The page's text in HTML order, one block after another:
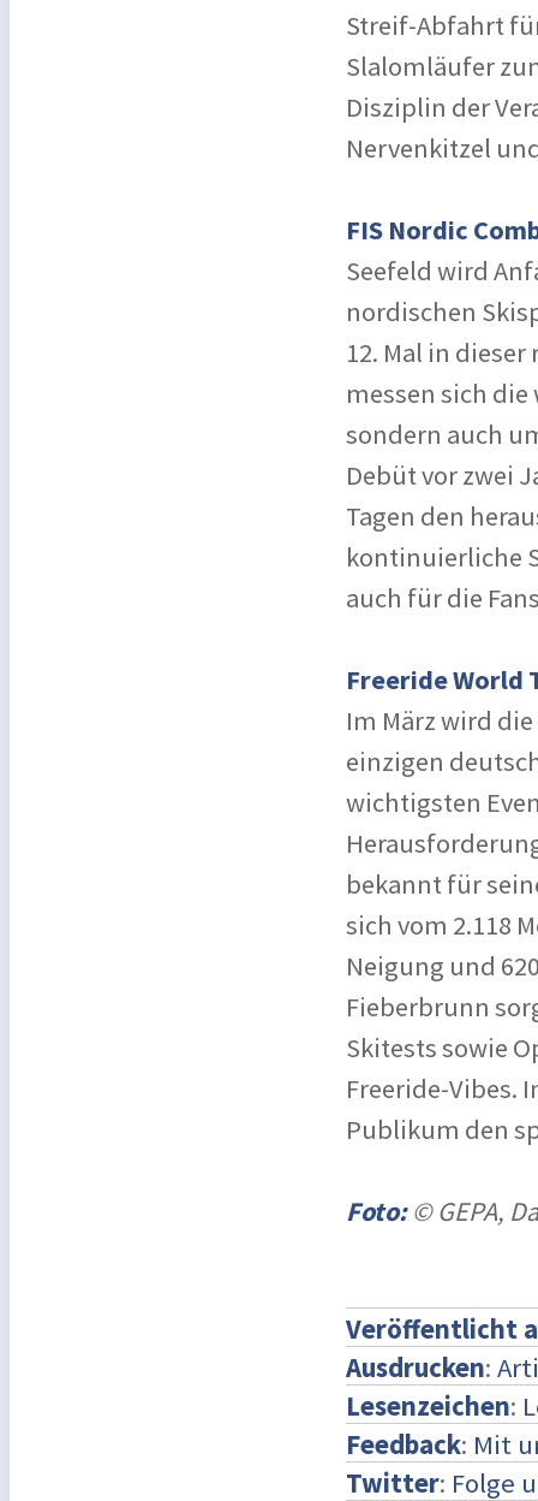
Streif-Abfahrt
Slalomläufer
Disziplin der
Nervenkitzel
FIS Nordic
Seefeld wird
nordischen
12. Mal in
messen sich
sondern auch
Debüt vor zwei
Tagen den
kontinuierliche
auch für die
Freeride World
Im März wird
einzigen
wichtigsten
bekannt für
sich vom 2.118
Neigung und
Fieberbrunn
Skitests sowie
Freeride-Vibes.
Publikum den
Foto:© GEPA,
Veröffentlicht
Ausdrucken:
Lesenzeichen:
Feedback: Mit
Twitter: Folge